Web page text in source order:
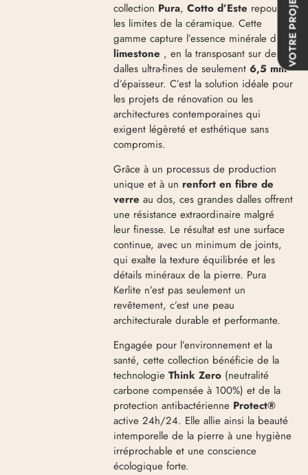
VOTRE PROJET
collection Pura,Cotto d’Este repousse
les limites de la céramique.Cette
gamme capture l’essence minérale du
limestone , en la transposant sur des
dalles ultra-fines de seulement6,5 mm
d’épaisseur. C’est la solution idéale pour
les projets de rénovation ou les
architectures contemporaines qui
exigent légèreté et esthétique sans
compromis.
Grâce à un processus de production
unique et à un renfort en fibre de
verre au dos, ces grandes dalles offrent
une résistance extraordinaire malgré
leur finesse. Le résultat est une surface
continue, avec un minimum de joints,
qui exalte la texture équilibrée et les
détails minéraux de la pierre. Pura
Kerlite n’est pas seulement un
revêtement, c’est une peau
architecturale durable et performante.
Engagée pour l’environnement et la
santé, cette collection bénéficie de la
technologieThink Zero (neutralité
carbone compensée à 100%)et de la
protection antibactérienne Protect®
active 24h/24. Elle allie ainsi la beauté
intemporelle de la pierre à une hygiène
irréprochable et une conscience
écologique forte.